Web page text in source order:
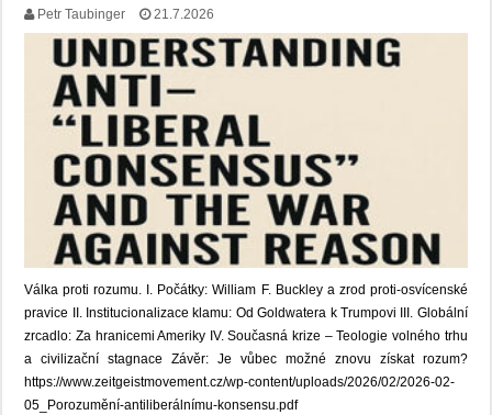
Petr Taubinger 21.7.2026
Válka proti rozumu. I. Počátky: William F. Buckley a zrod proti-osvícenské
pravice II. Institucionalizace klamu: Od Goldwatera k Trumpovi III. Globální
zrcadlo: Za hranicemi Ameriky IV. Současná krize – Teologie volného trhu
a civilizační stagnace Závěr: Je vůbec možné znovu získat rozum?
https://www.zeitgeistmovement.cz/wp-content/uploads/2026/02/2026-02-
05_Porozumění-antiliberálnímu-konsensu.pdf